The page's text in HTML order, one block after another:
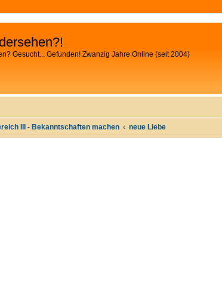
Gesucht... Gefunden! Zwanzig Jahre Online (seit 2004)
III - Bekanntschaften machen neue Liebe